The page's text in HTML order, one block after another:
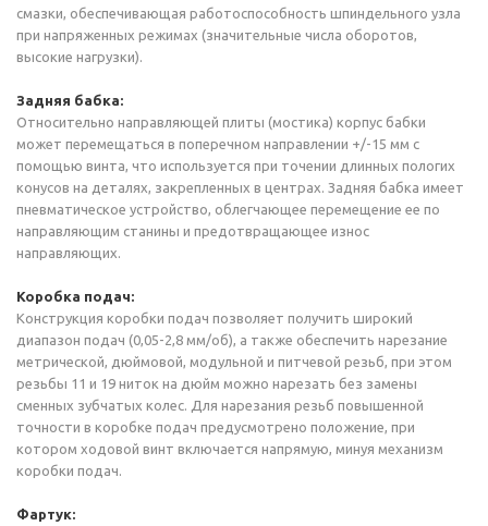
смазки, обеспечивающая работоспособность шпиндельного узла
при напряженных режимах (значительные числа оборотов,
высокие нагрузки).
Задняя бабка:
Относительно направляющей плиты (мостика) корпус бабки
может перемещаться в поперечном направлении +/-15 мм с
помощью винта, что используется при точении длинных пологих
конусов на деталях, закрепленных в центрах. Задняя бабка имеет
пневматическое устройство, облегчающее перемещение ее по
направляющим станины и предотвращающее износ
направляющих.
Коробка подач:
Конструкция коробки подач позволяет получить широкий
диапазон подач (0,05-2,8 мм/об), а также обеспечить нарезание
метрической, дюймовой, модульной и питчевой резьб, при этом
резьбы 11 и 19 ниток на дюйм можно нарезать без замены
сменных зубчатых колес. Для нарезания резьб повышенной
точности в коробке подач предусмотрено положение, при
котором ходовой винт включается напрямую, минуя механизм
коробки подач.
Фартук: